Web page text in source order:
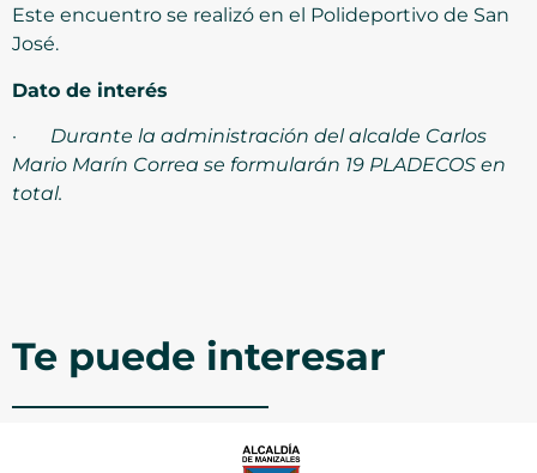
Este encuentro se realizó en el Polideportivo de San
José.
Dato de interés
· Durante la administración del alcalde Carlos
Mario Marín Correa se formularán 19 PLADECOS en
total.
Te puede interesar